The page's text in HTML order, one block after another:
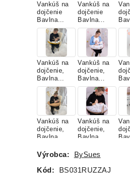
Vankúš na
dojčenie
Bavlna
Classic
MACKO S
BALÓNIKO
M NUDE
Vankúš na
dojčenie
Bavlna
Classic,
BABY
BLUE
Vankúš na
dojčenie,
Bavlna
Classic,
LESNÉ
ZVIERATK
Vankúš na
dojčenie,
Bavlna
Classic,
MACKO
NA
LIETADLE
Vankúš na
dojčenie,
Bavlna
SAHARA
Vankúš na
dojčenie,
Bavlna
SAHARA
KÁČATKO
Výrobca: BySues
Kód:
BS031RUZZAJ